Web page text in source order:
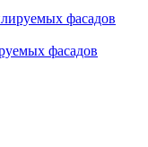
фасадов
фасадов